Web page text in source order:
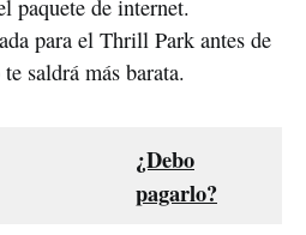
paquete de internet.
para el Thrill Park antes de
saldrá más barata.
¿Debo
pagarlo?